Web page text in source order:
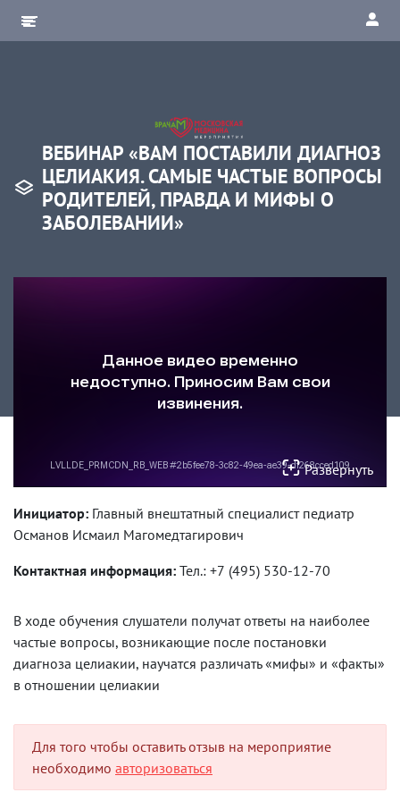
ВЕБИНАР «ВАМ ПОСТАВИЛИ ДИАГНОЗ
ЦЕЛИАКИЯ. САМЫЕ ЧАСТЫЕ ВОПРОСЫ
РОДИТЕЛЕЙ, ПРАВДА И МИФЫ О
ЗАБОЛЕВАНИИ»
Развернуть
Инициатор:
Османов Исмаил Магомедтагирович
Контактная информация: Тел.: +7 (495) 530-12-70
В ходе обучения слушатели получат ответы на наиболее
частые вопросы, возникающие после постановки
диагноза целиакии, научатся различать «мифы» и «факты»
в отношении целиакии
Для того чтобы оставить отзыв на мероприятие
необходимо авторизоваться